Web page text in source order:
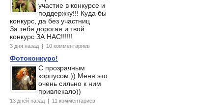
участие в конкурсе и
поддержку!!! Куда бы
конкурс, да без участниц
За тебя дорогая и твой
конкурс ЗА НАС!!!!!!
3 дня назад | 10 комментариев
Фотоконкурс!
С прозрачным
корпусом.)) Меня это
очень сильно к ним
привлекало))
13 дней назад | 11 комментариев